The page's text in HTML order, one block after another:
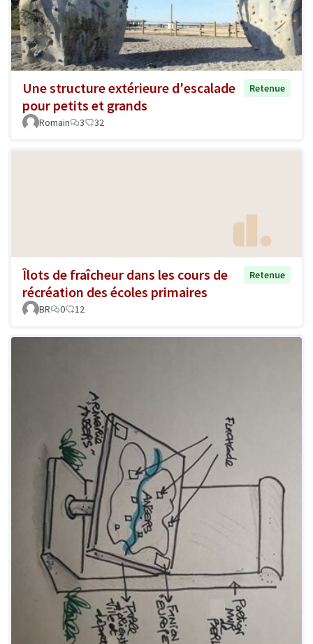
Une structure extérieure d'escalade
pour petits et grands
Retenue
Romain 3 32
Îlots de fraîcheur dans les cours de
récréation des écoles primaires
Retenue
BR 0 12